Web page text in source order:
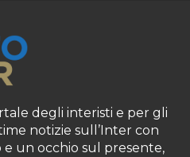
degli interisti e per gli
notizie sull’Inter con
e un occhio sul presente,